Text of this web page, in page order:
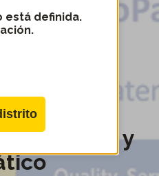
está definida.
automático
y